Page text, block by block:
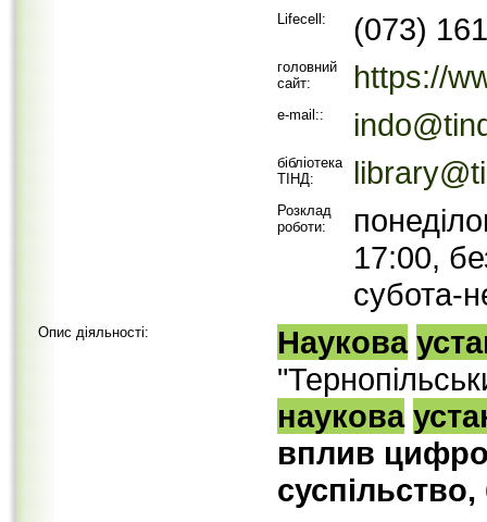
Lifecell: (073)
головний
сайт:
https://
e-mail::
бібліотека
ТІНД:
Розклад
роботи:
17:00,
субота-
Опис діяльності: Наукова
наукова
вплив